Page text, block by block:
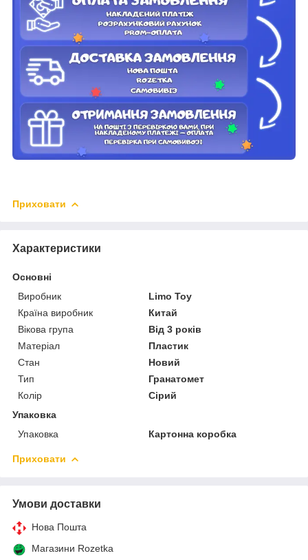
Приховати
Характеристики
Основні
Виробник
Limo Toy
Країна виробник
Китай
Вікова група
Від 3 років
Матеріал
Пластик
Стан
Новий
Тип
Гранатомет
Колір
Сірий
Упаковка
Упаковка
Картонна коробка
Приховати
Умови доставки
Нова Пошта
Магазини Rozetka